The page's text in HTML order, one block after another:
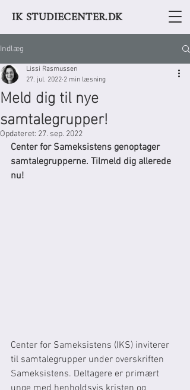
IK STUDIECENTER.DK
Indlæg
Meld dig til nye
samtalegrupper!
Lissi Rasmussen
27. jul. 2022 2 min læsning
Opdateret: 27. sep. 2022
Center for Sameksistens genoptager
samtalegrupperne. Tilmeld dig allerede
nu!
Center for Sameksistens (IKS) inviterer
til samtalegrupper under overskriften
Sameksistens. Deltagere er primært